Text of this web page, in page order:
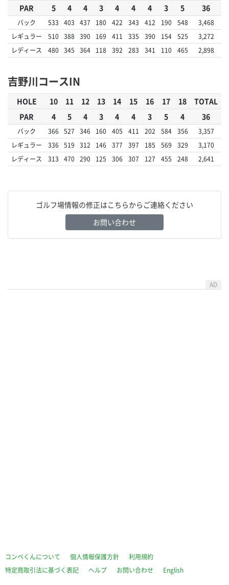
PAR
5 4 4 3 4 4 4 3 5 36
バック 533 403 437 180 422 343 412 190 548
3,468
レギュラー
510 388 390 169 411 335 390 154 525
3,272
レディース
480 345 364 118 392 283 341 110 465 2,898
吉野川コースIN
HOLE 10 11 12 13 14 15 16 17 18
TOTAL
PAR
4 5 4 3 4 4 3 5 4 36
バック 366 527 346 160 405 411 202 584 356
3,357
レギュラー
336 519 312 146 377 397 185 569 329
3,170
レディース
313 470 290 125 306 307 127 455 248 2,641
ゴルフ場情報の修正はこちらからご連絡ください
お問い合わせ
AD
コンペくんについて 個人情報保護方針
利用規約
特定商取引法に基づく表記
ヘルプ お問い合わせ
English